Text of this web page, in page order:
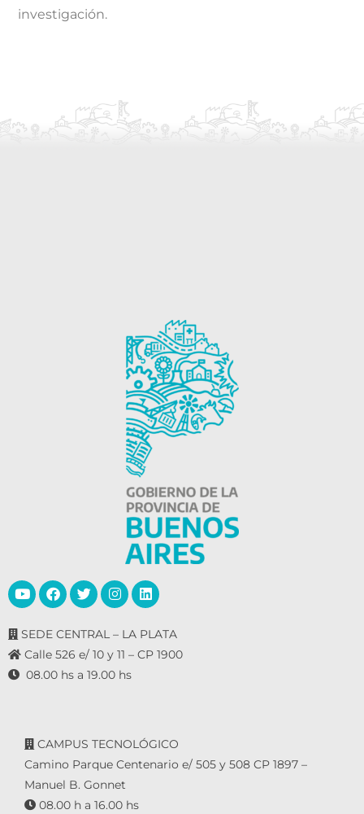
investigación.
SEDE CENTRAL – LA PLATA
Calle 526 e/ 10 y 11 – CP 1900
08.00 hs a 19.00 hs
CAMPUS TECNOLÓGICO
Camino Parque Centenario e/ 505 y 508 CP 1897 –
Manuel B. Gonnet
08.00 h a 16.00 hs